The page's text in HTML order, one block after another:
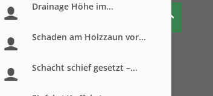
Drainage Höhe im...
Schaden am Holzzaun vor...
Schacht schief gesetzt –...